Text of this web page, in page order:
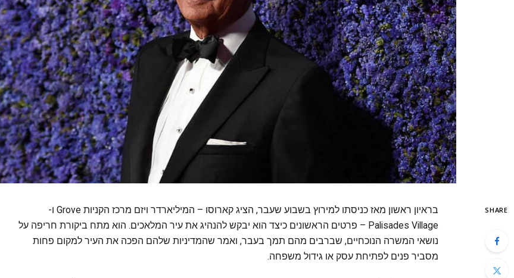
SHARE
בראיון ראשון מאז כניסתו למירוץ בשבוע שעבר, הציג קארוסו – המיליארדר ויזם מרכז הקניות Grove ו-
Palisades Village – פרטים הראשונים כיצד הוא יבקש להנהיג את עיר המלאכים. הוא מתח ביקורת חריפה על
נושאי המשרה הנוכחיים, שברבים מהם תמך בעבר, ואמר שהמדיניות שלהם הפכה את העיר למקום פחות
מסביר פנים לפתיחת עסק או גידול משפחה.